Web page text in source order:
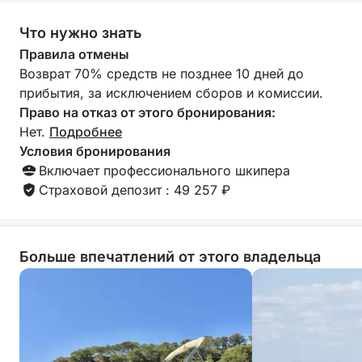
- Возможность адаптировать маршрут в
зависимости от ваших предпочтений
Что отличает это путешествие, так это его
легкость и удовольствие от начала до конца.
Судно современное, комфортабельное и плавное
— идеально подходит для спокойной прогулки —
а Хоаким обеспечивает бесперебойную работу,
предлагая советы и информацию о местных
сосредоточиться исключительно на наслаждении
морем.
Идеально подходит для пар, друзей или семей,
достаточно удаленной от всего остального!
Что нужно знать
Правила отмены
Возврат 70% средств не позднее 10 дней до
прибытия, за исключением сборов и комиссии.
Право на отказ от этого бронирования:
Нет. Подробнее
Условия бронирования
Включает профессионального шкипера
Страховой депозит : 49 257 ₽
Больше впечатлений от этого владельца